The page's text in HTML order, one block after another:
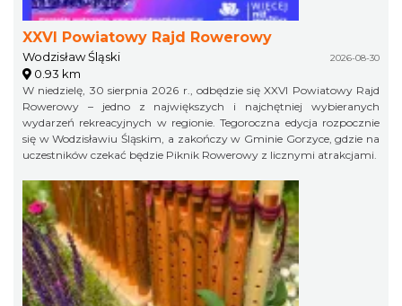
XXVI Powiatowy Rajd Rowerowy
Wodzisław Śląski 2026-08-30
0.93 km
W niedzielę, 30 sierpnia 2026 r., odbędzie się XXVI Powiatowy Rajd
Rowerowy – jedno z największych i najchętniej wybieranych
wydarzeń rekreacyjnych w regionie. Tegoroczna edycja rozpocznie
się w Wodzisławiu Śląskim, a zakończy w Gminie Gorzyce, gdzie na
uczestników czekać będzie Piknik Rowerowy z licznymi atrakcjami.